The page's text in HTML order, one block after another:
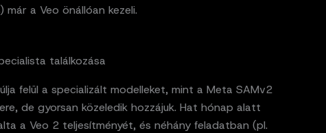
már a Veo önállóan kezeli.
találkozása
felül a specializált modelleket, mint a Meta SAMv2
de gyorsan közeledik hozzájuk. Hat hónap alatt
a Veo 2 teljesítményét, és néhány feladatban (pl.